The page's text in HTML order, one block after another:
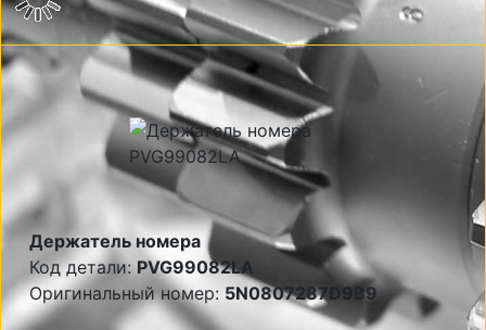
Держатель номера
Код детали: PVG99082LA
Оригинальный номер: 5N0807287D9B9